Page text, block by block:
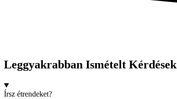
Leggyakrabban Ismételt Kérdések
Írsz étrendeket?